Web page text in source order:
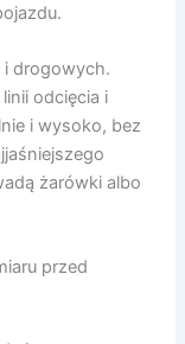
i drogowych.
odcięcia i
i wysoko, bez
żarówki albo
przed